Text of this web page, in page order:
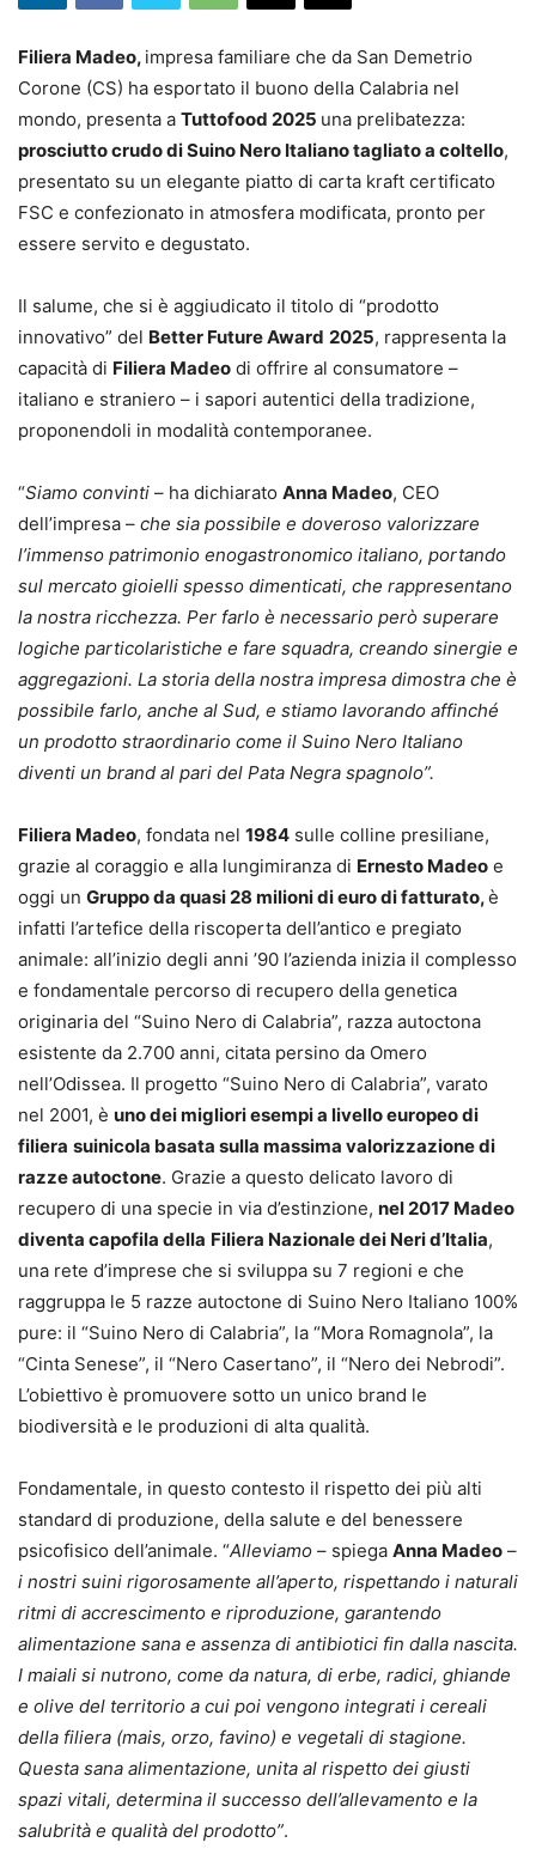
Filiera Madeo, impresa familiare che da San Demetrio
Corone (CS) ha esportato il buono della Calabria nel
mondo, presenta a Tuttofood 2025 una prelibatezza:
prosciutto crudo di Suino Nero Italiano tagliato a coltello,
presentato su un elegante piatto di carta kraft certificato
FSC e confezionato in atmosfera modificata, pronto per
essere servito e degustato.
Il salume, che si è aggiudicato il titolo di “prodotto
innovativo” del Better Future Award 2025, rappresenta la
capacità di Filiera Madeo di offrire al consumatore –
italiano e straniero – i sapori autentici della tradizione,
proponendoli in modalità contemporanee.
“Siamo convinti – ha dichiarato Anna Madeo, CEO
dell’impresa – che sia possibile e doveroso valorizzare
l’immenso patrimonio enogastronomico italiano, portando
sul mercato gioielli spesso dimenticati, che rappresentano
la nostra ricchezza. Per farlo è necessario però superare
logiche particolaristiche e fare squadra, creando sinergie e
aggregazioni. La storia della nostra impresa dimostra che è
possibile farlo, anche al Sud, e stiamo lavorando affinché
un prodotto straordinario come il Suino Nero Italiano
diventi un brand al pari del Pata Negra spagnolo”.
Filiera Madeo, fondata nel 1984 sulle colline presiliane,
grazie al coraggio e alla lungimiranza di Ernesto Madeo e
oggi un Gruppo da quasi 28 milioni di euro di fatturato,è
infatti l’artefice della riscoperta dell’antico e pregiato
animale: all’inizio degli anni ’90 l’azienda inizia il complesso
e fondamentale percorso di recupero della genetica
originaria del “Suino Nero di Calabria”, razza autoctona
esistente da 2.700 anni, citata persino da Omero
nell’Odissea. Il progetto “Suino Nero di Calabria”, varato
nel 2001, è uno dei migliori esempi a livello europeo di
filiera suinicola basata sulla massima valorizzazione di
razze autoctone. Grazie a questo delicato lavoro di
recupero di una specie in via d’estinzione, nel 2017 Madeo
diventa capofila della Filiera Nazionale dei Neri d’Italia,
una rete d’imprese che si sviluppa su 7 regioni e che
raggruppa le 5 razze autoctone di Suino Nero Italiano 100%
pure: il “Suino Nero di Calabria”, la “Mora Romagnola”, la
“Cinta Senese”, il “Nero Casertano”, il “Nero dei Nebrodi”.
L’obiettivo è promuovere sotto un unico brand le
biodiversità e le produzioni di alta qualità.
Fondamentale, in questo contesto il rispetto dei più alti
standard di produzione, della salute e del benessere
psicofisico dell’animale. “Alleviamo – spiega Anna Madeo –
i nostri suini rigorosamente all’aperto, rispettando i naturali
ritmi di accrescimento e riproduzione, garantendo
alimentazione sana e assenza di antibiotici fin dalla nascita.
I maiali si nutrono, come da natura, di erbe, radici, ghiande
e olive del territorio a cui poi vengono integrati i cereali
della filiera (mais, orzo, favino) e vegetali di stagione.
Questa sana alimentazione, unita al rispetto dei giusti
spazi vitali, determina il successo dell’allevamento e la
salubrità e qualità del prodotto”.